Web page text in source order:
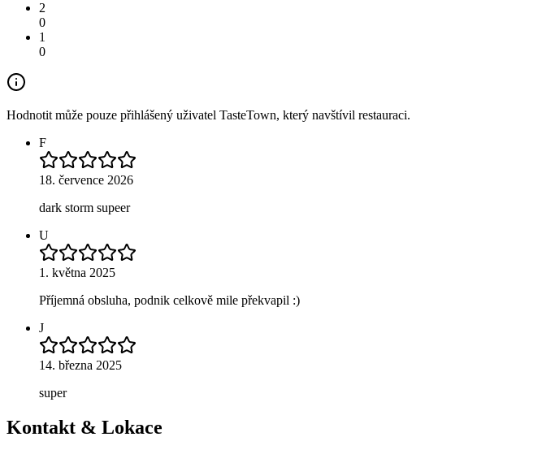
2
0
1
0
Hodnotit může pouze přihlášený uživatel TasteTown, který navštívil restauraci.
F
18. července 2026
dark storm supeer
U
1. května 2025
Příjemná obsluha, podnik celkově mile překvapil :)
J
14. března 2025
super
Kontakt & Lokace